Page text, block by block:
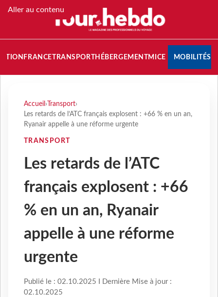
Aller au contenu
FRANCETRANSPORT HÉBERGEMENTMICE MOBILITÉS
Accueil › Transport›
Les retards de l’ATC français explosent : +66 % en un an,
Ryanair appelle à une réforme urgente
TRANSPORT
Les retards de l’ATC
français explosent : +66
% en un an, Ryanair
appelle à une réforme
urgente
Publié le : 02.10.2025 I Dernière Mise à jour :
02.10.2025